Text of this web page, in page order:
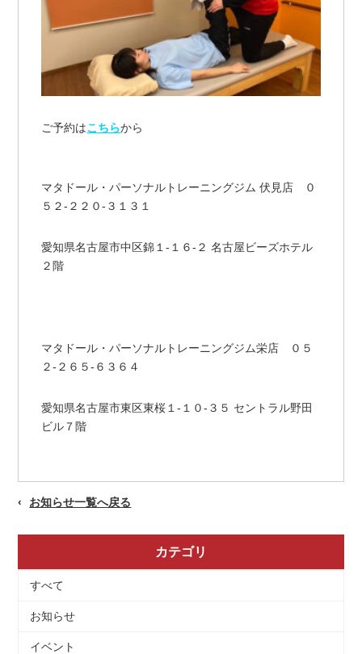
ご予約はこちらから
マタドール・パーソナルトレーニングジム 伏見店 ０
５２-２２０-３１３１
愛知県名古屋市中区錦１-１６-２ 名古屋ビーズホテル
２階
マタドール・パーソナルトレーニングジム栄店 ０５
２-２６５-６３６４
愛知県名古屋市東区東桜１-１０-３５ セントラル野田
ビル７階
お知らせ一覧へ戻る
カテゴリ
すべて
お知らせ
イベント